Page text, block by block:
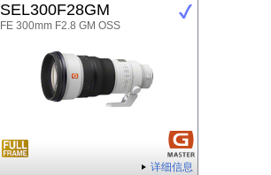
SEL300F28GM
FE 300mm F2.8 GM OSS
详细信息